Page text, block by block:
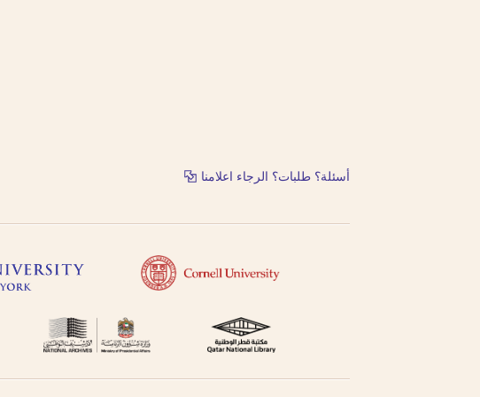
أسئلة؟ طلبات؟ الرجاء اعلامنا